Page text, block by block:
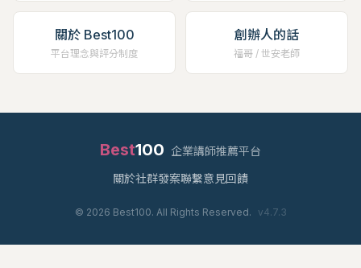
關於 Best100
平台理念與評分制度
創辦人的話
福哥 / 世安老師
Best100 企業講師推薦平台
關於社群發案聯繫意見回饋
© 2026 Best100. All Rights Reserved. v4.7.3